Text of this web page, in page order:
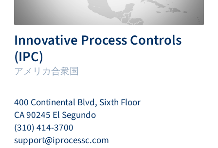
Innovative Process Controls
(IPC)
アメリカ合衆国
400 Continental Blvd, Sixth Floor
CA 90245 El Segundo
(310) 414-3700
support@iprocessc.com